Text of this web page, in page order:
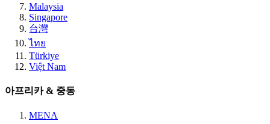
Malaysia
Singapore
台灣
ไทย
Türkiye
Việt Nam
아프리카 & 중동
MENA